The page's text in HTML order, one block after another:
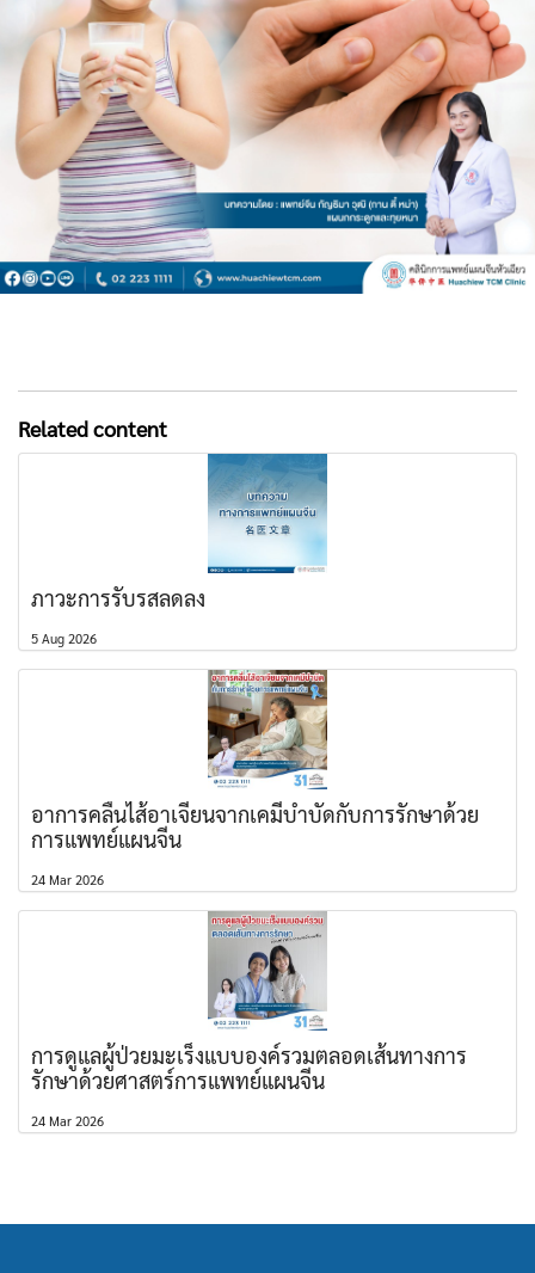
Related content
ภาวะการรับรสลดลง
5 Aug 2026
อาการคลื่นไส้อาเจียนจากเคมีบำบัดกับการรักษาด้วย
การแพทย์แผนจีน
24 Mar 2026
การดูแลผู้ป่วยมะเร็งแบบองค์รวมตลอดเส้นทางการ
รักษาด้วยศาสตร์การแพทย์แผนจีน
24 Mar 2026